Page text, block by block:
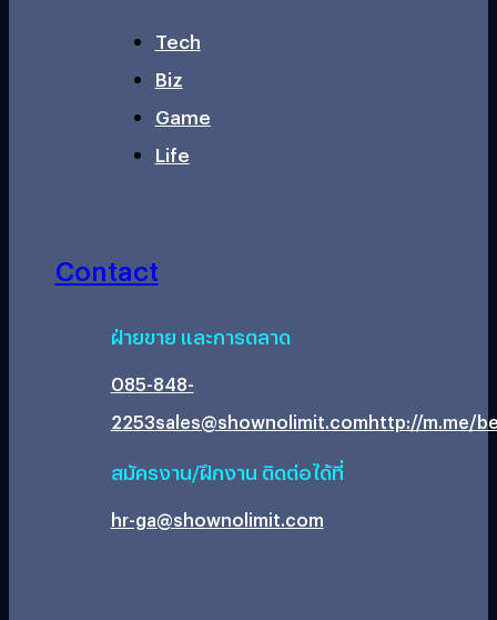
Tech
Biz
Game
Life
Contact
ฝ่ายขาย และการตลาด
085-848-
2253sales@shownolimit.comhttp://m.me/
สมัครงาน/ฝึกงาน ติดต่อได้ที่
hr-ga@shownolimit.com